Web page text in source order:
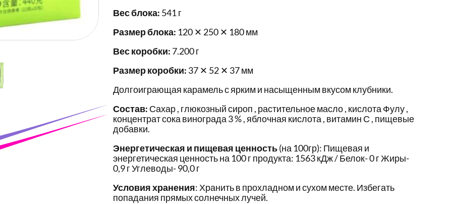
Вес блока: 541 г
Размер блока: 120 ✕ 250 ✕ 180 мм
Вес коробки: 7.200 г
Размер коробки: 37 ✕ 52 ✕ 37 мм
Долгоиграющая карамель с ярким и насыщенным вкусом клубники.
Состав: Сахар , глюкозный сироп , растительное масло , кислота Фулу ,
концентрат сока винограда 3 % , яблочная кислота , витамин С , пищевые
добавки.
Энергетическая и пищевая ценность(на 100гр): Пищевая и
энергетическая ценность на 100 г продукта: 1563 кДж / Белок- 0 г Жиры-
0,9 г Углеводы- 90,0 г
Условия хранения: Хранить в прохладном и сухом месте. Избегать
попадания прямых солнечных лучей.